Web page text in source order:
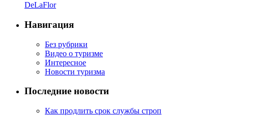
DeLaFlor
Навигация
Без рубрики
Видео о туризме
Интересное
Новости туризма
Последние новости
Как продлить срок службы строп